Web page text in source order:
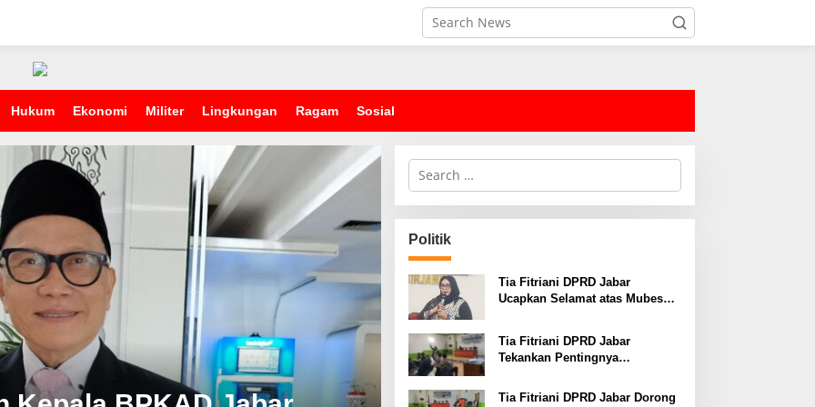
Hukum Ekonomi Militer Lingkungan Ragam Sosial
S
r
c
h
f
o
:
Politik
Tia Fitriani DPRD Jabar
Ucapkan Selamat atas Mubes
Jabar
Tia Fitriani DPRD Jabar
Tekankan Pentingnya
Perkuat Kader NasDem di
Tia Fitriani DPRD Jabar Dorong